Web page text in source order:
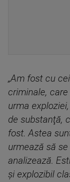
„Am fost cu
criminale,
urma
de substanţă,
fost. Astea
urmează să
analizează.
şi explozibil